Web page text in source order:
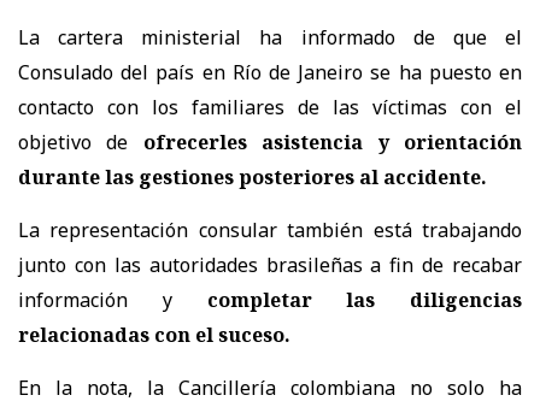
La cartera ministerial ha informado de que el
Consulado del país en Río de Janeiro se ha puesto en
contacto con los familiares de las víctimas con el
objetivo de ofrecerles asistencia y orientación
durante las gestiones posteriores al accidente.
La representación consular también está trabajando
junto con las autoridades brasileñas a fin de recabar
información ycompletar las diligencias
relacionadas con el suceso.
En la nota, la Cancillería colombiana no solo ha